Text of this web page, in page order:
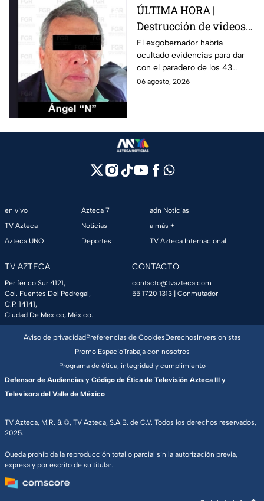
ÚLTIMA HORA |
Destrucción de videos
clave y amenazas a
testigos por parte de
exgobernador Ángel
Aguirre: FGR
El exgobernador habría
ocultado evidencias para dar
con el paradero de los 43
estudiantes desaparecidos de
06 agosto, 2026
en vivo
TV Azteca
Azteca UNO
Azteca 7
Noticias
Deportes
adn Noticias
a más +
TV Azteca Internacional
TV AZTECA
Periférico Sur 4121,
Col. Fuentes Del Pedregal,
C.P. 14141,
Ciudad De México, México.
CONTACTO
contacto@tvazteca.com
55 1720 1313 | Conmutador
TV Azteca, M.R. & ©, TV Azteca, S.A.B. de C.V. Todos los derechos reservados,
2025.
Queda prohibida la reproducción total o parcial sin la autorización previa,
expresa y por escrito de su titular.
Aviso de privacidadPreferencias de CookiesDerechosInversionistas
Promo EspacioTrabaja con nosotros
Programa de ética, integridad y cumplimiento
Defensor de Audiencias y Código de Ética de Televisión Azteca III y
Televisora del Valle de México